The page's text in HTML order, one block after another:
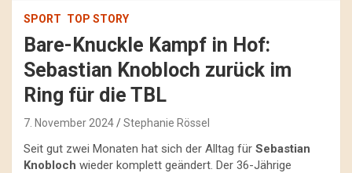
SPORT TOP STORY
Bare-Knuckle Kampf in Hof:
Sebastian Knobloch zurück im
Ring für die TBL
7. November 2024 Stephanie Rössel
Seit gut zwei Monaten hat sich der Alltag für Sebastian
Knobloch wieder komplett geändert. Der 36-Jährige